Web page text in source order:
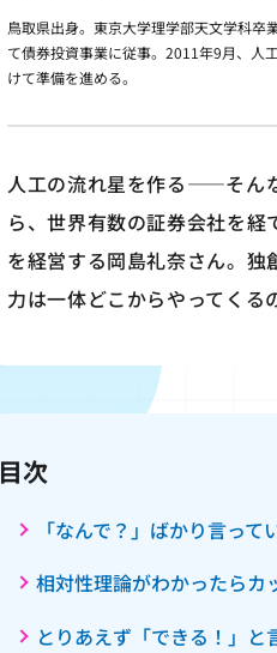
鳥取県出身。東京大学理学部天文学科卒
て債券投資事業に従事。2011年9月、人
けて準備を進める。
人工の流れ星を作る――そん
ら、世界有数の証券会社を経
を経営する岡島礼奈さん。
力は一体どこからやってくる
目次
「なんで？」ばかり言って
相対性理論がわかったらカ
とりあえず「できる！」